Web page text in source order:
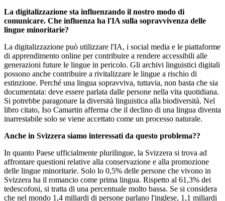
La digitalizzazione sta influenzando il nostro modo di
comunicare. Che influenza ha l'IA sulla sopravvivenza delle
lingue minoritarie?
La digitalizzazione può utilizzare l'IA, i social media e le piattaforme
di apprendimento online per contribuire a rendere accessibili alle
generazioni future le lingue in pericolo. Gli archivi linguistici digitali
possono anche contribuire a rivitalizzare le lingue a rischio di
estinzione. Perché una lingua sopravviva, tuttavia, non basta che sia
documentata: deve essere parlata dalle persone nella vita quotidiana.
Si potrebbe paragonare la diversità linguistica alla biodiversità. Nel
libro citato, Iso Camartin afferma che il declino di una lingua diventa
inarrestabile solo se viene accettato come un processo naturale.
Anche in Svizzera siamo interessati da questo problema??
In quanto Paese ufficialmente plurilingue, la Svizzera si trova ad
affrontare questioni relative alla conservazione e alla promozione
delle lingue minoritarie. Solo lo 0,5% delle persone che vivono in
Svizzera ha il romancio come prima lingua. Rispetto al 61,3% dei
tedescofoni, si tratta di una percentuale molto bassa. Se si considera
che nel mondo 1,4 miliardi di persone parlano l'inglese, 1,1 miliardi